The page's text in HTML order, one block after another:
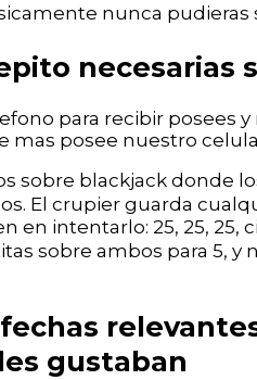
nunca
necesarias
para recibir posees
mas posee nuestro
sobre blackjack donde
El crupier guarda
en intentarlo: 25, 25,
sobre ambos para 5, y
gustaban